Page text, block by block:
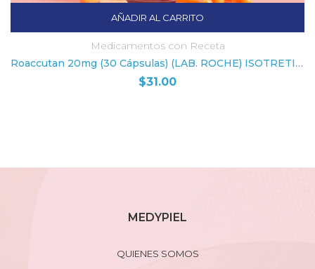
AÑADIR AL CARRITO
Medicamentos con Receta
Roaccutan 20mg (30 Cápsulas) (LAB. ROCHE) ISOTRETINOINA
$31.00
MEDYPIEL
QUIENES SOMOS